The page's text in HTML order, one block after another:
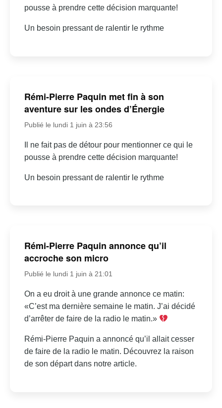
pousse à prendre cette décision marquante!
Un besoin pressant de ralentir le rythme
Rémi-Pierre Paquin met fin à son
aventure sur les ondes d’Énergie
Publié le lundi 1 juin à 23:56
Il ne fait pas de détour pour mentionner ce qui le
pousse à prendre cette décision marquante!
Un besoin pressant de ralentir le rythme
Rémi-Pierre Paquin annonce qu’il
accroche son micro
Publié le lundi 1 juin à 21:01
On a eu droit à une grande annonce ce matin:
«C’est ma dernière semaine le matin. J’ai décidé
d’arrêter de faire de la radio le matin.»
Rémi-Pierre Paquin a annoncé qu’il allait cesser
de faire de la radio le matin. Découvrez la raison
de son départ dans notre article.